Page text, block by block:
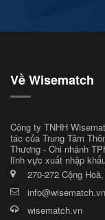
Về Wisematch
Công ty TNHH
tác của Trung Tâm
Thương - Chi nhánh
lĩnh vực xuất nhập
270-272 Cộng
info@wisematch.vn
wisematch.vn